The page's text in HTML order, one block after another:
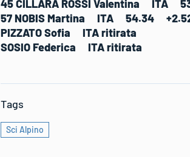
45 CILLARA ROSSI Valentina ITA
57 NOBIS Martina ITA 54.34
PIZZATO Sofia ITA ritirata
SOSIO Federica ITA ritirata
Tags
Sci Alpino